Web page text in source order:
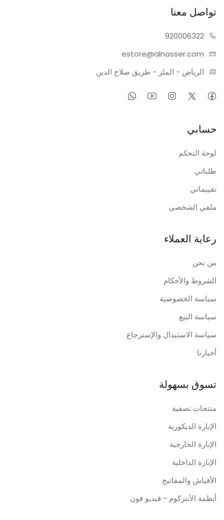
تواصل معنا
920006322
estore@alnasser.com
الرياض - الملز - طريق صلاح الدين
حسابي
لوحة التحكم
طلباتي
تقييماتي
ملفي الشخصي
رعاية العملاء
من نحن
الشروط والأحكام
سياسة الخصوصية
سياسة البيع
سياسة الاستبدال والإسترجاع
أخبارنا
تسوق بسهولة
منتجات تصفية
الإنارة الديكورية
الإنارة الخارجية
الإنارة الداخلية
الأفياش والمفاتيح
أنظمة الأنتركوم - فيديو فون